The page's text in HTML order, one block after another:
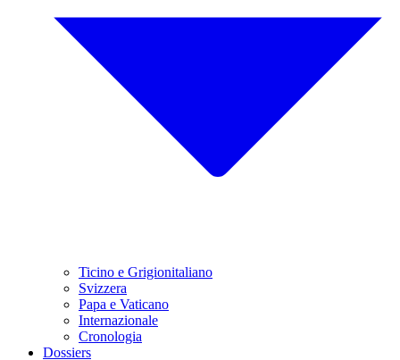
Ticino e Grigionitaliano
Svizzera
Papa e Vaticano
Internazionale
Cronologia
Dossiers